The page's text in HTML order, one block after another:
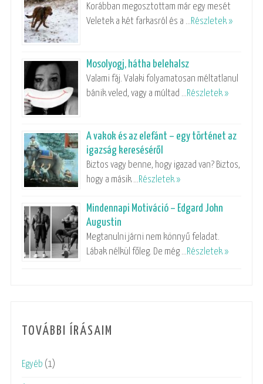
Korábban megosztottam már egy mesét
Veletek a két farkasról és a …Részletek »
Mosolyogj, hátha belehalsz
Valami fáj. Valaki folyamatosan méltatlanul
bánik veled, vagy a múltad …Részletek »
A vakok és az elefánt – egy történet az
igazság kereséséről
Biztos vagy benne, hogy igazad van? Biztos,
hogy a másik …Részletek »
Mindennapi Motiváció – Edgard John
Augustin
Megtanulni járni nem könnyű feladat.
Lábak nélkül főleg. De még …Részletek »
TOVÁBBI ÍRÁSAIM
Egyéb (1)